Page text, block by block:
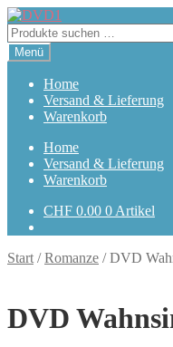
Zur
Navigation
springen
Zum
Inhalt
springen
Suchen
nach:
Menü
Home
Versand & Lieferung
Warenkorb
Home
Versand & Lieferung
Warenkorb
CHF 0.00 0 Artikel
Start /Romanze /DVD
DVD